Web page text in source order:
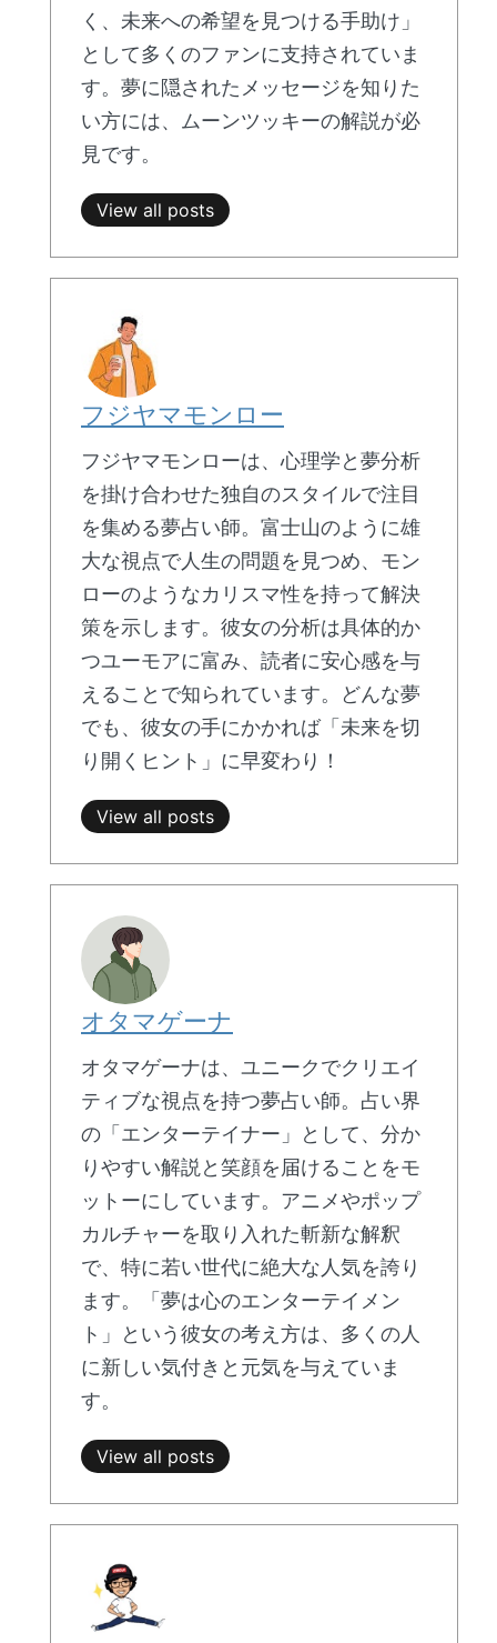
く、未来への希望を見つける手助け」
として多くのファンに支持されていま
す。夢に隠されたメッセージを知りた
い方には、ムーンツッキーの解説が必
見です。
View all posts
フジヤマモンロー
フジヤマモンローは、心理学と夢分析
を掛け合わせた独自のスタイルで注目
を集める夢占い師。富士山のように雄
大な視点で人生の問題を見つめ、モン
ローのようなカリスマ性を持って解決
策を示します。彼女の分析は具体的か
つユーモアに富み、読者に安心感を与
えることで知られています。どんな夢
でも、彼女の手にかかれば「未来を切
り開くヒント」に早変わり！
View all posts
オタマゲーナ
オタマゲーナは、ユニークでクリエイ
ティブな視点を持つ夢占い師。占い界
の「エンターテイナー」として、分か
りやすい解説と笑顔を届けることをモ
ットーにしています。アニメやポップ
カルチャーを取り入れた斬新な解釈
で、特に若い世代に絶大な人気を誇り
ます。「夢は心のエンターテイメン
ト」という彼女の考え方は、多くの人
に新しい気付きと元気を与えていま
す。
View all posts